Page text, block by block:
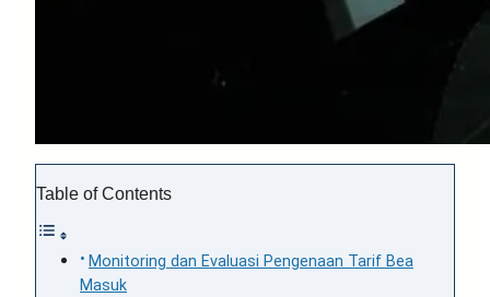
Table of Contents
Monitoring dan Evaluasi Pengenaan Tarif Bea
Masuk